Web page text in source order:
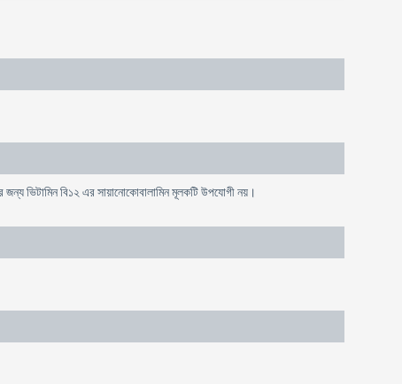
জন্য ভিটামিন বি১২ এর সায়ানোকোবালামিন মূলকটি উপযোগী নয়।